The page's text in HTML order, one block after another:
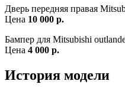
Дверь передняя правая
Цена 10 000 р.
Бампер для Mitsubishi
Цена 4 000 р.
История модели